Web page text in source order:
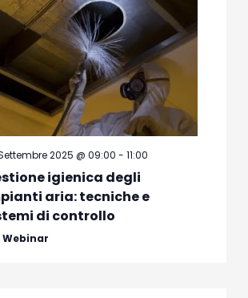
2025 @ 09:00 - 11:00
igienica degli
aria: tecniche e
di controllo
Webinar